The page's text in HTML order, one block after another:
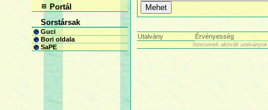
Portál
Sorstársak
Guci
Bori oldala
SaPE
Utalvány Érvényesség
Nincsenek aktivált utalványok